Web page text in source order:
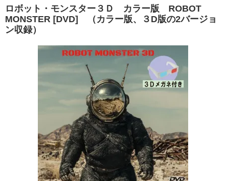
ロボット・モンスター３Ｄ カラー版 ROBOT
MONSTER [DVD] （カラー版、３D版の2バージョ
ン収録）